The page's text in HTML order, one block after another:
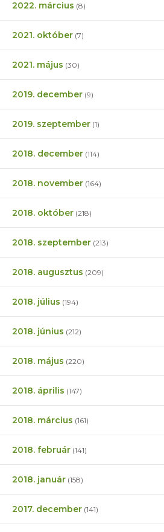
2022. március (8)
2021. október (7)
2021. május (30)
2019. december (9)
2019. szeptember (1)
2018. december (114)
2018. november (164)
2018. október (218)
2018. szeptember (213)
2018. augusztus (209)
2018. július (194)
2018. június (212)
2018. május (220)
2018. április (147)
2018. március (161)
2018. február (141)
2018. január (158)
2017. december (141)